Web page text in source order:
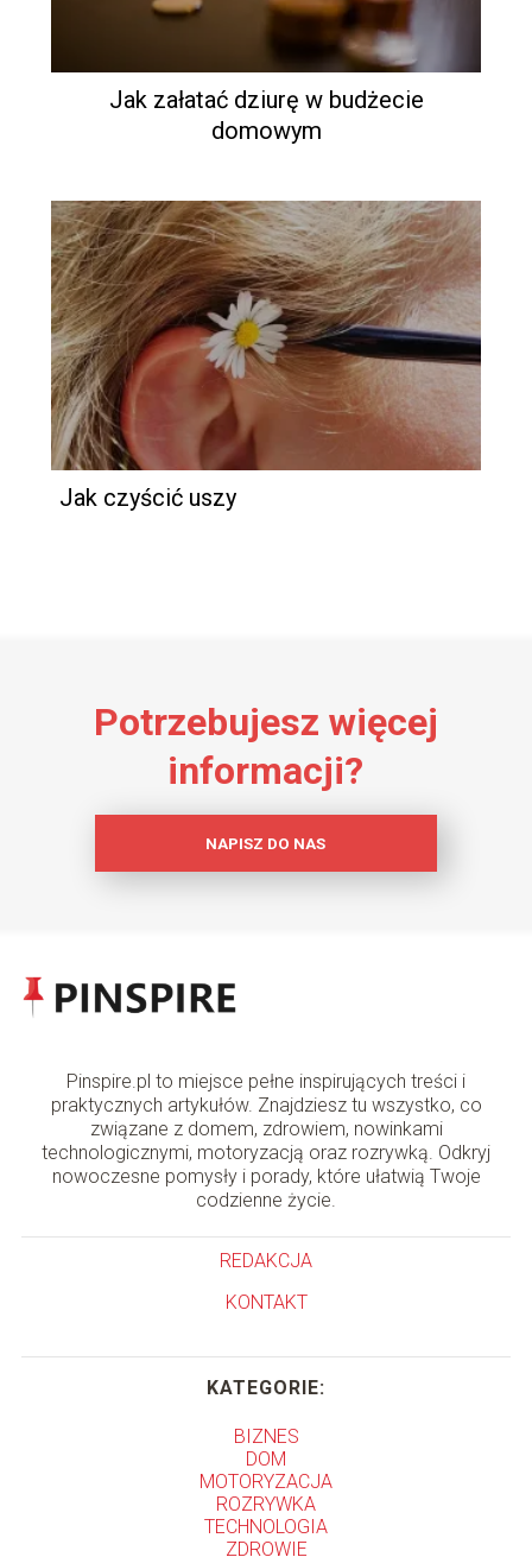
Jak załatać dziurę w budżecie
domowym
Jak czyścić uszy
Potrzebujesz więcej
informacji?
NAPISZ DO NAS
Pinspire.pl to miejsce pełne inspirujących treści i
praktycznych artykułów. Znajdziesz tu wszystko, co
związane z domem, zdrowiem, nowinkami
technologicznymi, motoryzacją oraz rozrywką. Odkryj
nowoczesne pomysły i porady, które ułatwią Twoje
codzienne życie.
REDAKCJA
KONTAKT
KATEGORIE:
BIZNES
DOM
MOTORYZACJA
ROZRYWKA
TECHNOLOGIA
ZDROWIE